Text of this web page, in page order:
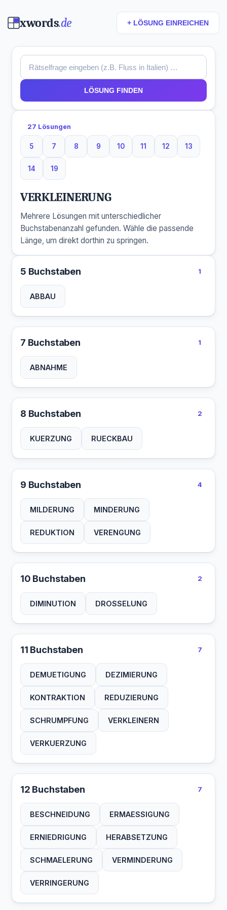
xwords.de + LÖSUNG EINREICHEN
LÖSUNG FINDEN
27 Lösungen
5
5 Buchstaben
7
7 Buchstaben
8
8 Buchstaben
9
9 Buchstaben
10
10 Buchstaben
11
11 Buchstaben
12
12 Buchstaben
13
13
14
14 Buchstaben
19
19 Buchstaben
VERKLEINERUNG
Mehrere Lösungen mit unterschiedlicher
Buchstabenanzahl gefunden. Wähle die passende
Länge, um direkt dorthin zu springen.
5 Buchstaben 1
ABBAU
7 Buchstaben 1
ABNAHME
8 Buchstaben 2
KUERZUNG RUECKBAU
9 Buchstaben 4
MILDERUNG MINDERUNG
REDUKTION VERENGUNG
10 Buchstaben 2
DIMINUTION DROSSELUNG
11 Buchstaben 7
DEMUETIGUNG DEZIMIERUNG
KONTRAKTION REDUZIERUNG
SCHRUMPFUNG VERKLEINERN
VERKUERZUNG
12 Buchstaben 7
BESCHNEIDUNG ERMAESSIGUNG
ERNIEDRIGUNG HERABSETZUNG
SCHMAELERUNG VERMINDERUNG
VERRINGERUNG